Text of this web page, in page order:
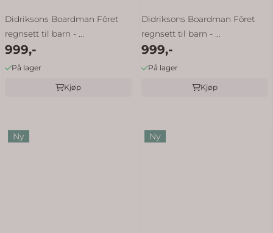
Didriksons Boardman Fôret
regnsett til barn - ...
999,-
På lager
Kjøp
Didriksons Boardman Fôret
regnsett til barn - ...
999,-
På lager
Kjøp
Ny Ny